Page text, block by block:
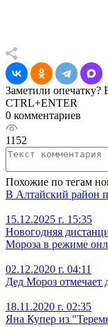
Заметили опечатку?
CTRL+ENTER
0 комментариев
1152
Похожие по тегам
В Алтайский район
15.12.2025 г. 15:35
Новогодняя
Мороза в режиме
02.12.2020 г. 04:11
Дед Мороз отмечает
18.11.2020 г. 02:35
Яна Купер из